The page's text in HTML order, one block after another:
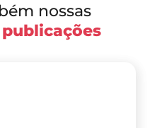
nossas